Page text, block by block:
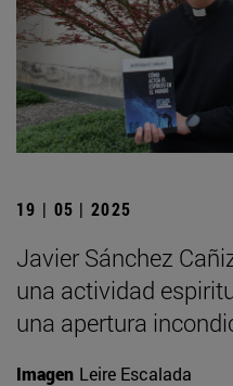
19 | 05 | 2025
Javier Sánchez
una actividad
una apertura
Imagen Leire Escalada